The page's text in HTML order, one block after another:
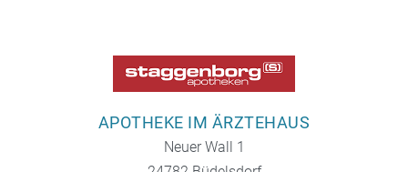
APOTHEKE IM ÄRZTEHAUS
Neuer Wall 1